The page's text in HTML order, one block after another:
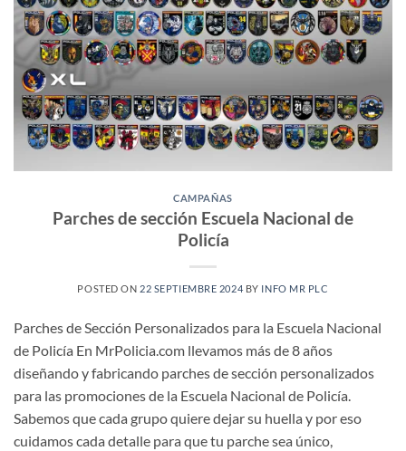
CAMPAÑAS
Parches de sección Escuela Nacional de
Policía
POSTED ON 22 SEPTIEMBRE 2024 BY INFO MR PLC
Parches de Sección Personalizados para la Escuela Nacional
de Policía En MrPolicia.com llevamos más de 8 años
diseñando y fabricando parches de sección personalizados
para las promociones de la Escuela Nacional de Policía.
Sabemos que cada grupo quiere dejar su huella y por eso
cuidamos cada detalle para que tu parche sea único,